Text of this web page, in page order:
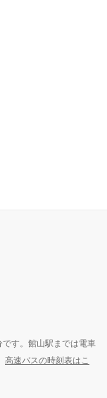
す。館山駅までは電車
高速バスの時刻表はこ